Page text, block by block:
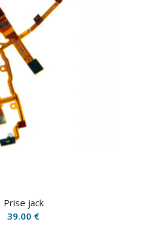
Prise jack
39.00 €